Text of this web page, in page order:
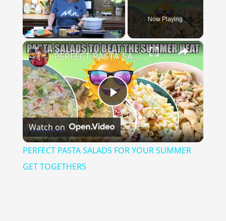
Play Unmute Fullscreen
Now Playing
×
Play
Video
PERFECT PASTA SALADS FOR YOUR SUMMER GET TOGETHERS
Watch on
PERFECT PASTA SALADS FOR YOUR SUMMER
GET TOGETHERS